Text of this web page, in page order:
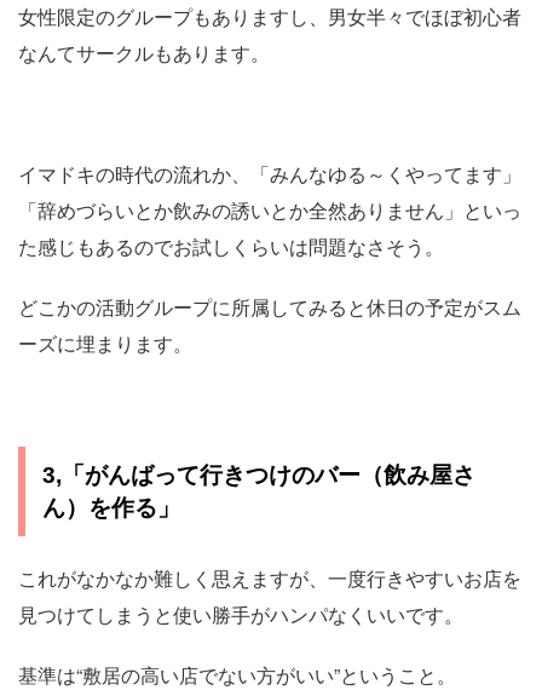
女性限定のグループもありますし、男女半々でほぼ初心者
なんてサークルもあります。
イマドキの時代の流れか、「みんなゆる～くやってます」
「辞めづらいとか飲みの誘いとか全然ありません」といっ
た感じもあるのでお試しくらいは問題なさそう。
どこかの活動グループに所属してみると休日の予定がスム
ーズに埋まります。
3,「がんばって行きつけのバー（飲み屋さ
ん）を作る」
これがなかなか難しく思えますが、一度行きやすいお店を
見つけてしまうと使い勝手がハンパなくいいです。
基準は“敷居の高い店でない方がいい”ということ。